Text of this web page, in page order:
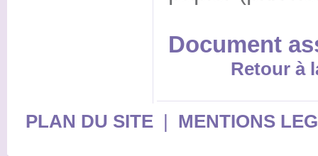
Document
Retour à
PLAN DU SITE| MENTIONS